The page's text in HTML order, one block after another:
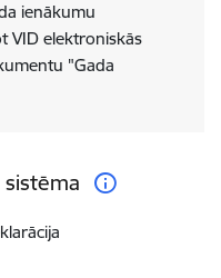
ienākumu
VID elektroniskās
"Gada